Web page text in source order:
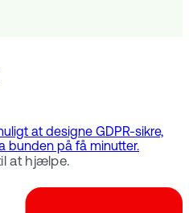
at designe GDPR-sikre,
bunden på få minutter.
at hjælpe.